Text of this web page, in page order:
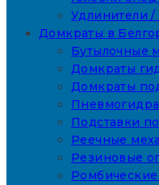
Удлинители
Домкраты в
Бутылочные
Домкраты
Домкраты
Подставки
Реечные
Резиновые